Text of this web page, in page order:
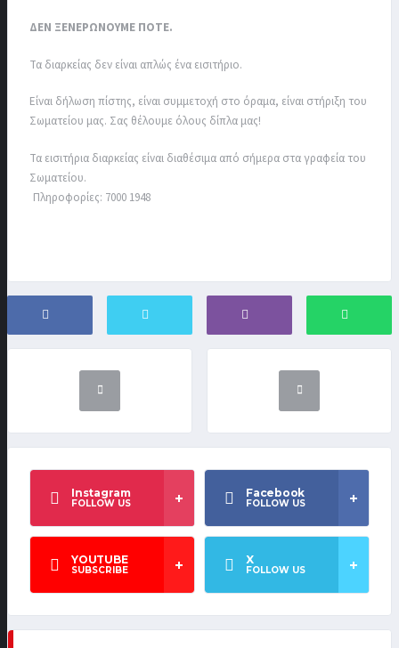
ΔΕΝ ΞΕΝΕΡΩΝΟΥΜΕ ΠΟΤΕ.
Τα διαρκείας δεν είναι απλώς ένα εισιτήριο.
Είναι δήλωση πίστης, είναι συμμετοχή στο όραμα, είναι στήριξη του
Σωματείου μας. Σας θέλουμε όλους δίπλα μας!
Τα εισιτήρια διαρκείας είναι διαθέσιμα από σήμερα στα γραφεία του
Σωματείου.
Πληροφορίες: 7000 1948
Instagram
FOLLOW US
Facebook
FOLLOW US
YOUTUBE
SUBSCRIBE
X
FOLLOW US